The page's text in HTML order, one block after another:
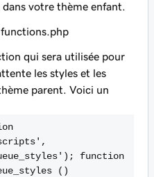
votre thème enfant.
functions.php
qui sera utilisée pour
les styles et les
parent. Voici un
function
()